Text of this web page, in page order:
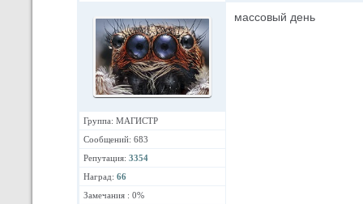
Группа: МАГИСТР
Сообщений: 683
Репутация: 3354
Наград: 66
Замечания : 0%
массовый день